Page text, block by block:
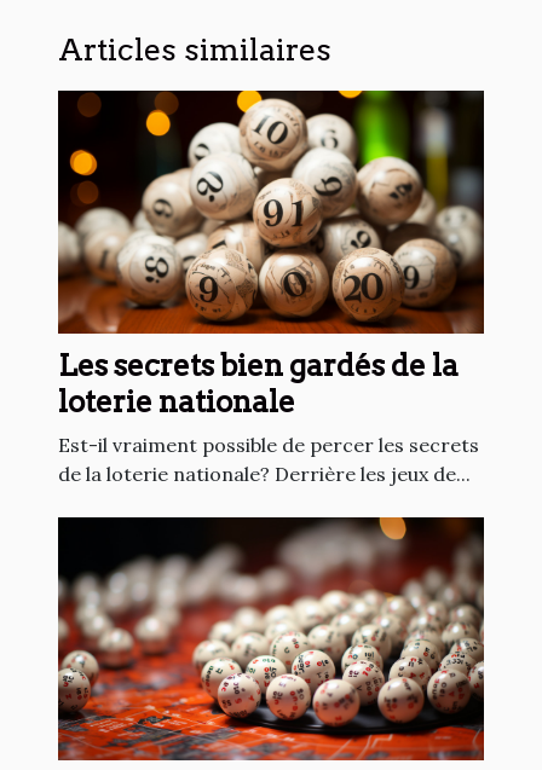
Articles similaires
Les secrets bien gardés de la
loterie nationale
Est-il vraiment possible de percer les secrets
de la loterie nationale? Derrière les jeux de...